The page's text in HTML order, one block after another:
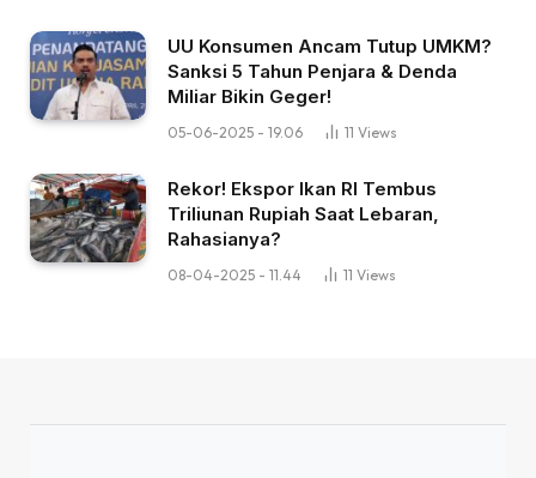
UU Konsumen Ancam Tutup UMKM?
Sanksi 5 Tahun Penjara & Denda
Miliar Bikin Geger!
05-06-2025 - 19.06 11 Views
Rekor! Ekspor Ikan RI Tembus
Triliunan Rupiah Saat Lebaran,
Rahasianya?
08-04-2025 - 11.44 11 Views